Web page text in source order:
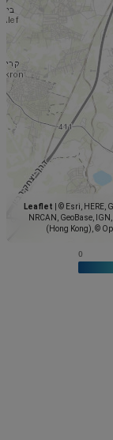
Leaflet
© Esri, HERE,
NRCAN, GeoBase,
(Hong Kong), ©